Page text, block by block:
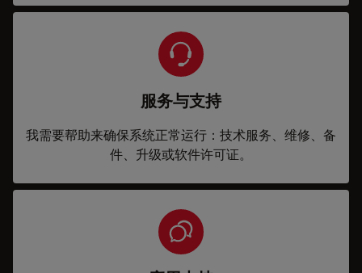
服务与支持
我需要帮助来确保系统正常运行：技术服务、维修、备
件、升级或软件许可证。